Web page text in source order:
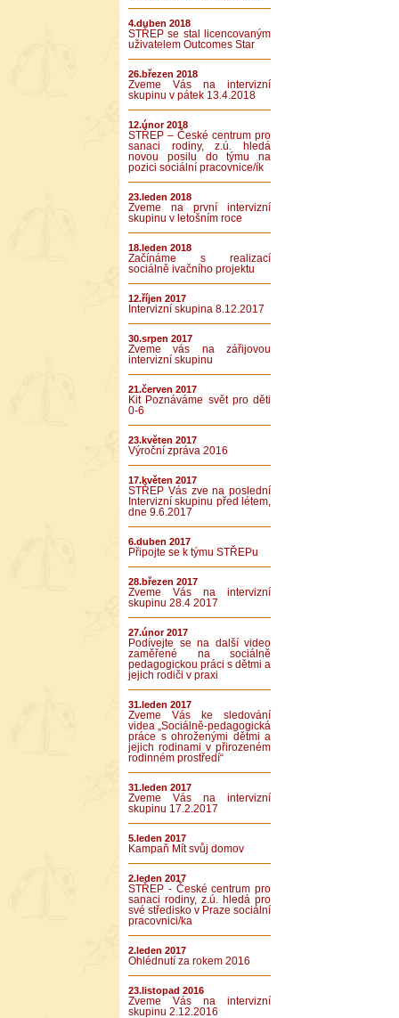
4.duben 2018
STŘEP se stal licencovaným
uživatelem Outcomes Star
26.březen 2018
Zveme Vás na intervizní
skupinu v pátek 13.4.2018
12.únor 2018
STŘEP – České centrum pro
sanaci rodiny, z.ú. hledá
novou posilu do týmu na
pozici sociální pracovnice/ík
23.leden 2018
Zveme na první intervizní
skupinu v letošním roce
18.leden 2018
Začínáme s realizací
sociálně ivačního projektu
12.říjen 2017
Intervizní skupina 8.12.2017
30.srpen 2017
Zveme vás na zářijovou
intervizní skupinu
21.červen 2017
Kit Poznáváme svět pro děti
0-6
23.květen 2017
Výroční zpráva 2016
17.květen 2017
STŘEP Vás zve na poslední
Intervizní skupinu před létem,
dne 9.6.2017
6.duben 2017
Připojte se k týmu STŘEPu
28.březen 2017
Zveme Vás na intervizní
skupinu 28.4 2017
27.únor 2017
Podívejte se na další video
zaměřené na sociálně
pedagogickou práci s dětmi a
jejich rodiči v praxi
31.leden 2017
Zveme Vás ke sledování
videa „Sociálně-pedagogická
práce s ohroženými dětmi a
jejich rodinami v přirozeném
rodinném prostředí“
31.leden 2017
Zveme Vás na intervizní
skupinu 17.2.2017
5.leden 2017
Kampaň Mít svůj domov
2.leden 2017
STŘEP - České centrum pro
sanaci rodiny, z.ú. hledá pro
své středisko v Praze sociální
pracovnici/ka
2.leden 2017
Ohlédnutí za rokem 2016
23.listopad 2016
Zveme Vás na intervizní
skupinu 2.12.2016